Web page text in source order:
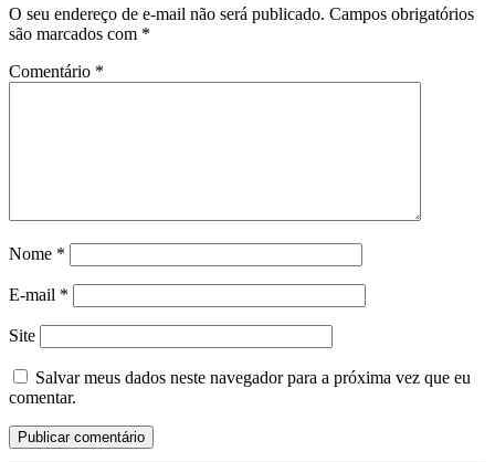
O seu endereço de e-mail não será publicado. Campos obrigatórios
são marcados com *
Comentário *
Nome *
E-mail *
Site
Salvar meus dados neste navegador para a próxima vez que eu
comentar.